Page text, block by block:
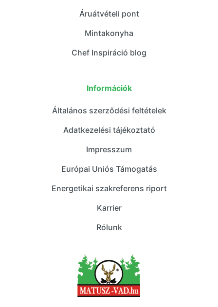
Áruátvételi pont
Mintakonyha
Chef Inspiráció blog
Információk
Általános szerződési feltételek
Adatkezelési tájékoztató
Impresszum
Európai Uniós Támogatás
Energetikai szakreferens riport
Karrier
Rólunk